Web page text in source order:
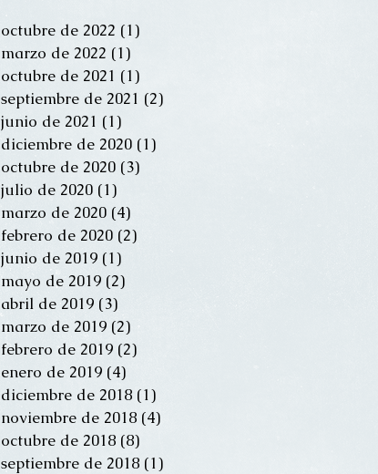
octubre de 2022 (1)
marzo de 2022 (1)
octubre de 2021 (1)
septiembre de 2021 (2)
junio de 2021 (1)
diciembre de 2020 (1)
octubre de 2020 (3)
julio de 2020 (1)
marzo de 2020 (4)
febrero de 2020 (2)
junio de 2019 (1)
mayo de 2019 (2)
abril de 2019 (3)
marzo de 2019 (2)
febrero de 2019 (2)
enero de 2019 (4)
diciembre de 2018 (1)
noviembre de 2018 (4)
octubre de 2018 (8)
septiembre de 2018 (1)